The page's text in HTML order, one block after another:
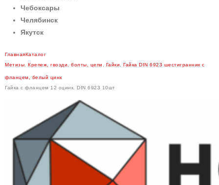
Чебоксары
Челябинск
Якутск
ГлавнаяКаталог
Метизы ,Крепеж, гвозди, болты, цепи Гайки ,Гайка DIN 6923 шестигранник с
фланцем, белый цинк
Гайка с фланцем 12 оцинк. DIN 6923 10шт